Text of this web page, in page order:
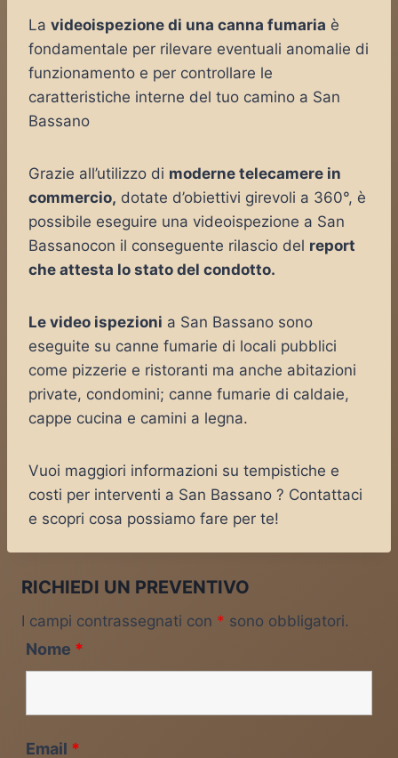
La videoispezione di una canna fumaria è
fondamentale per rilevare eventuali anomalie di
funzionamento e per controllare le
caratteristiche interne del tuo camino a San
Bassano
Grazie all’utilizzo di moderne telecamere in
commercio, dotate d’obiettivi girevoli a 360°, è
possibile eseguire una videoispezione a San
Bassanocon il conseguente rilascio del report
che attesta lo stato del condotto.
Le video ispezioni a San Bassano sono
eseguite su canne fumarie di locali pubblici
come pizzerie e ristoranti ma anche abitazioni
private, condomini; canne fumarie di caldaie,
cappe cucina e camini a legna.
Vuoi maggiori informazioni su tempistiche e
costi per interventi a San Bassano ? Contattaci
e scopri cosa possiamo fare per te!
RICHIEDI UN PREVENTIVO
I campi contrassegnati con * sono obbligatori.
Nome *
Email *